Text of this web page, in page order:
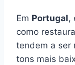
Em Portugal,
como
tendem a ser
tons mais